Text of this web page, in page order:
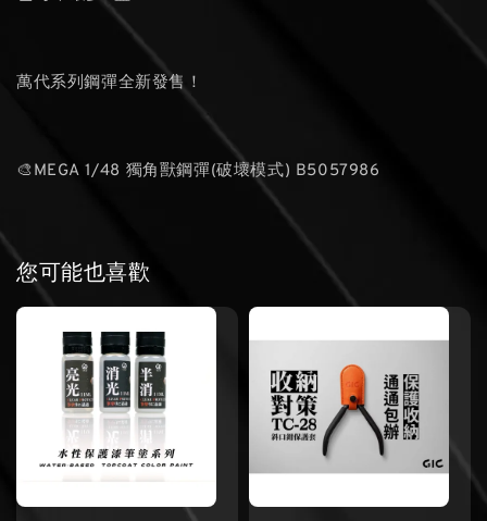
萬代系列鋼彈全新發售！
🎨MEGA 1/48 獨角獸鋼彈(破壞模式) B5057986
您可能也喜歡